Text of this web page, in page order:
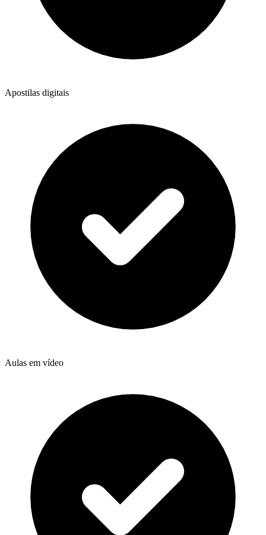
Apostilas digitais
Aulas em vídeo